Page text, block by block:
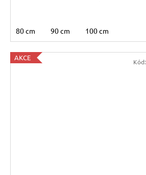
80 cm 90 cm 100 cm
AKCE Kód: